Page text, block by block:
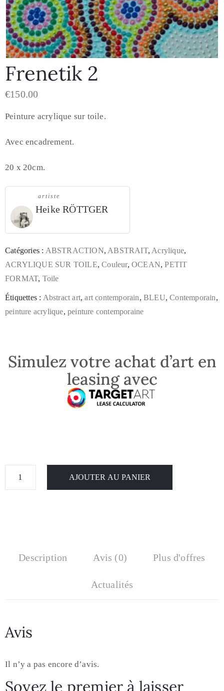
Frenetik 2
€150.00
Peinture acrylique sur toile.
Avec encadrement.
20 x 20cm.
artiste
Heike RÖTTGER
Catégories : ABSTRACTION, ABSTRAIT, Acrylique,
ACRYLIQUE SUR TOILE,Couleur,OCEAN,PETIT
FORMAT, Toile
Étiquettes : Abstract art,art contemporain,BLEU,Contemporain,
peinture acrylique,peinture contemporaine
Simulez votre achat d’art en
leasing avec
AJOUTER AU PANIER
Description Avis (0) Plus d'offres
Actualités
Avis
Il n’y a pas encore d’avis.
Soyez le premier à laisser